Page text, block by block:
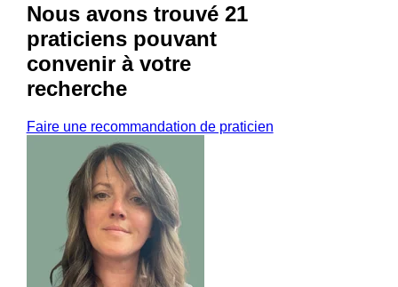
Nous avons trouvé 21
praticienspouvant
convenir à votre
recherche
Faire une recommandation de praticien